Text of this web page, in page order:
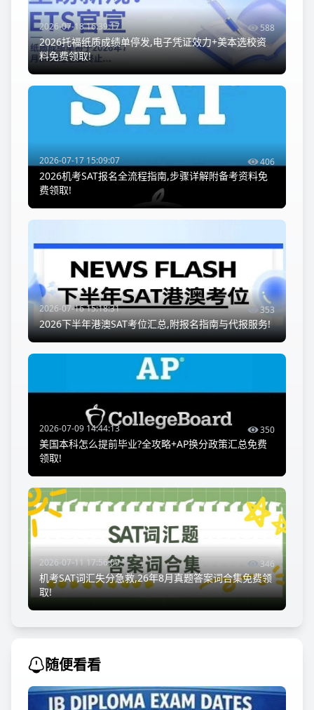
2026-07-18 16:39:17 588
2026托福纸质成绩单停发,电子凭证效力+美本选校资
料免费领取!
2026-07-17 15:09:07 406
2026机考SAT报名全流程指南,步骤详解附备考资料免
费领取!
2026-07-16 15:18:31 353
2026下半年港澳SAT考位汇总,附报名指南与代报服务!
2026-07-09 14:44:13 350
美国本科怎么提前毕业?全攻略+AP换分政策汇总免费
领取!
2026-07-11 17:56:09 346
机考SAT词汇失分急救,26年8月真题答案词合集免费领
取!
随便看看